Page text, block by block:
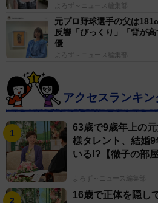
よろず～ニュース編集部
元プロ野球選手の父は
反響「びっくり」「背が
優
よろず～ニュース編集部
アクセスランキン
63歳で9歳年上の
様タレント、結婚
いる!?【徹子の部屋
よろず～ニュース編集部
16歳で正体を隠し